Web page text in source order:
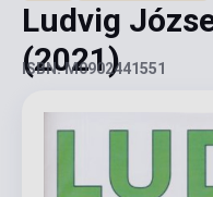
Ludvig
(2021)
ISBN: M0902441551